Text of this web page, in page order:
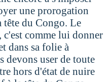
une prorogation
tête du Congo. Le
comme lui donner
dans sa folie à
devons user de toute
hors d'état de nuire